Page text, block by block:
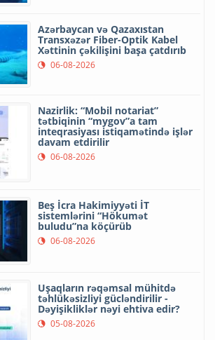
Azərbaycan və Qazaxıstan
Transxəzər Fiber-Optik Kabel
Xəttinin çəkilişini başa çatdırıb
06-08-2026
Nazirlik: “Mobil notariat”
tətbiqinin “mygov”a tam
inteqrasiyası istiqamətində işlər
davam etdirilir
06-08-2026
Beş İcra Hakimiyyəti İT
sistemlərini “Hökumət
buludu”na köçürüb
06-08-2026
Uşaqların rəqəmsal mühitdə
təhlükəsizliyi gücləndirilir -
Dəyişikliklər nəyi ehtiva edir?
05-08-2026